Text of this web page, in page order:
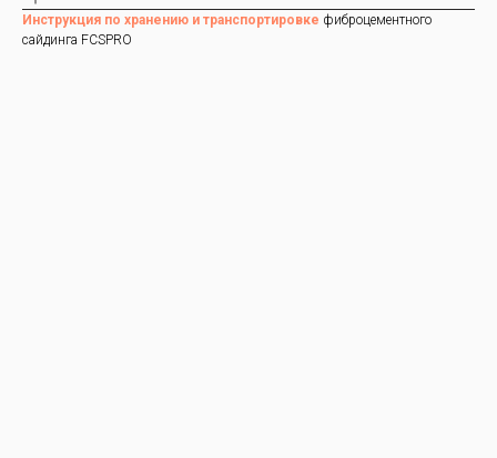
Инструкция по хранению и транспортировке фиброцементного
сайдинга FCSPRO